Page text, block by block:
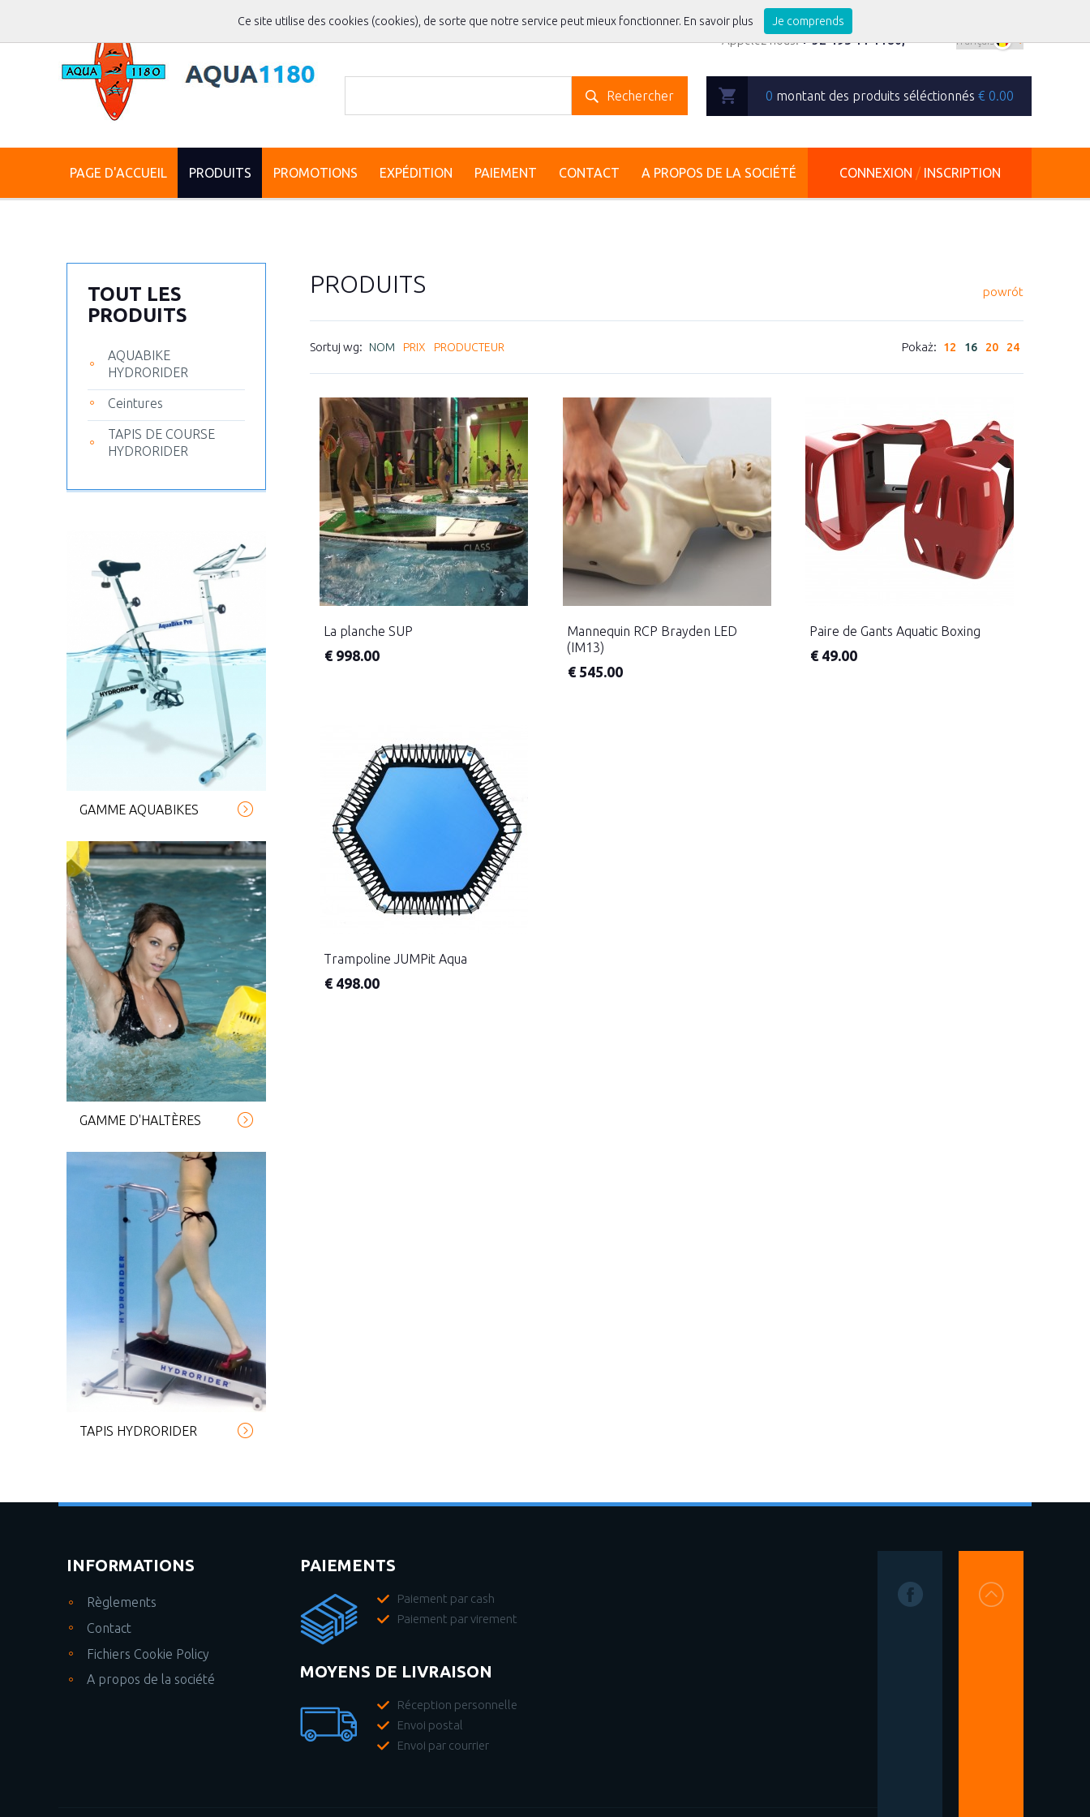
Appelez-nous:+ 32 495 11 1180,
Rechercher 0 montant des produits séléctionnés € 0.00
PAGE D'ACCUEIL PRODUITS PROMOTIONS EXPÉDITION PAIEMENT CONTACT A PROPOS DE LA SOCIÉTÉ CONNEXION /INSCRIPTION
TOUT LES
PRODUITS
AQUABIKE
HYDRORIDER
Ceintures
TAPIS DE COURSE
HYDRORIDER
GAMME AQUABIKES
GAMME D'HALTÈRES
TAPIS HYDRORIDER
PRODUITS powrót
Sortuj wg: NOM PRIX PRODUCTEUR Pokaż: 12 16 20 24
La planche SUP
€ 998.00
Mannequin RCP Brayden LED
(IM13)
€545.00
Paire de Gants Aquatic Boxing
€ 49.00
Trampoline JUMPit Aqua
€ 498.00
INFORMATIONS
Règlements
Contact
Fichiers Cookie Policy
A propos de la société
PAIEMENTS
Paiement par cash
Paiement par virement
MOYENS DE LIVRAISON
Réception personnelle
Envoi postal
Envoi par courrier
Ce site utilise des cookies (cookies), de sorte que notre service peut mieux fonctionner. En savoir plus Je comprends